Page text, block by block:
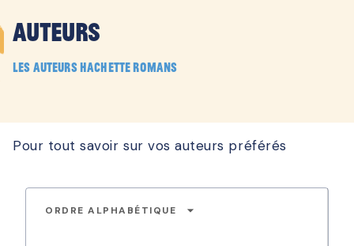
Auteurs
Les auteurs Hachette Romans
Pour tout savoir sur vos auteurs préférés
ORDRE ALPHABÉTIQUE arrow_drop_down